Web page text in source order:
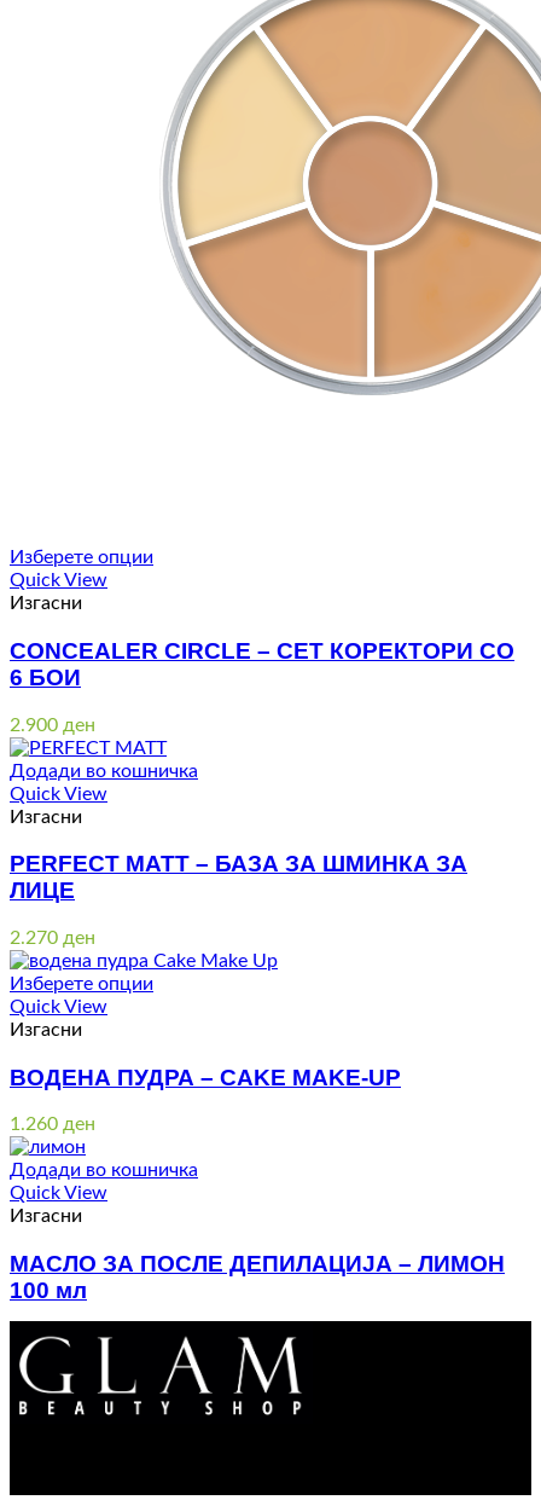
Изберете опции
Quick View
Изгасни
CONCEALER CIRCLE – СЕТ КОРЕКТОРИ СО
6 БОИ
2.900 ден
Додади во кошничка
Quick View
Изгасни
PERFECT MATT – БАЗА ЗА ШМИНКА ЗА
ЛИЦЕ
2.270 ден
Изберете опции
Quick View
Изгасни
ВОДЕНА ПУДРА – CAKE MAKE-UP
1.260 ден
Додади во кошничка
Quick View
Изгасни
МАСЛО ЗА ПОСЛЕ ДЕПИЛАЦИЈА – ЛИМОН
100 мл
160ден